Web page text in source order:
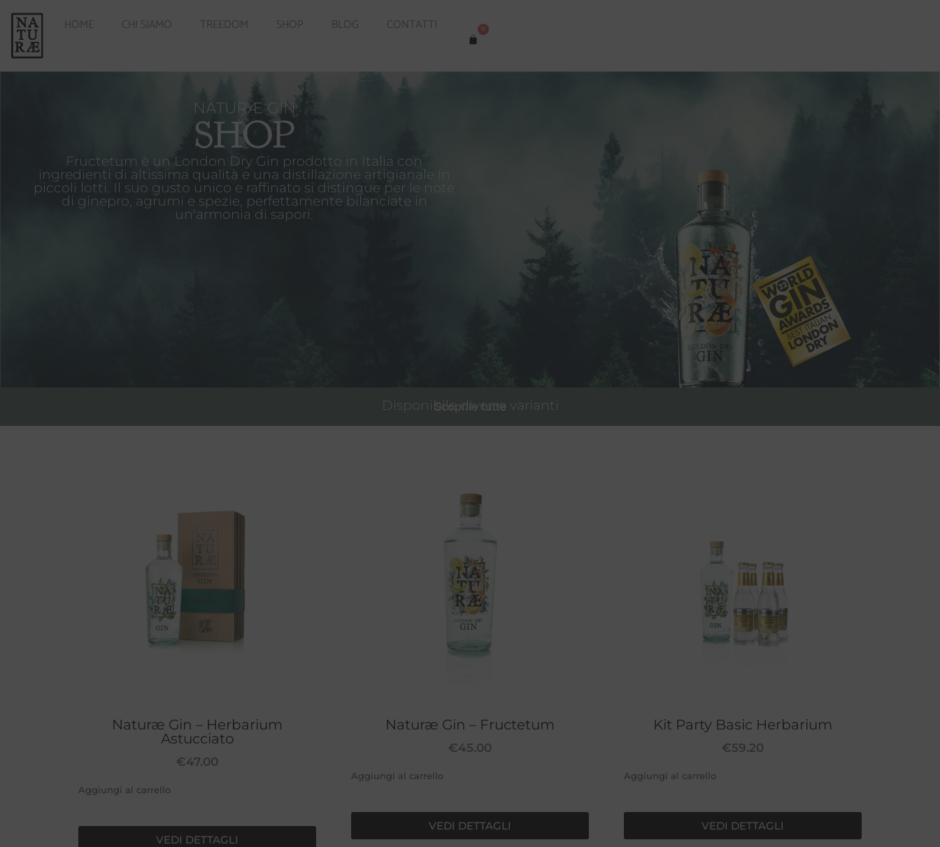
HOME CHI SIAMO TREEDOM SHOP BLOG CONTATTI 0
NATURÆ GIN
SHOP
Fructetum è un London Dry Gin prodotto in Italia con
ingredienti di altissima qualità e una distillazione artigianale in
piccoli lotti. Il suo gusto unico e raffinato si distingue per le note
di ginepro, agrumi e spezie, perfettamente bilanciate in
un'armonia di sapori.
Disponibile diverse varianti
Scoprile tutte
Naturæ Gin – Herbarium
Astucciato
€47.00
Aggiungi al carrello
VEDI DETTAGLI
Naturæ Gin – Fructetum
€45.00
Aggiungi al carrello
VEDI DETTAGLI
Kit Party Basic Herbarium
€59.20
Aggiungi al carrello
VEDI DETTAGLI